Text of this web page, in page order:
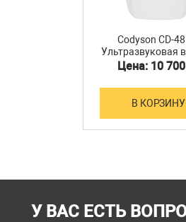
Codyson CD-
Ультразвуковая
л
Цена: 10
В КОРЗИНУ
У ВАС ЕСТЬ